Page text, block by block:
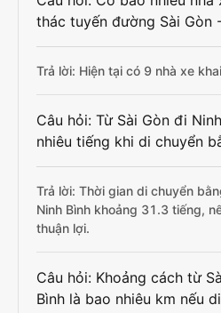
thác tuyến đường Sài Gòn
Trả lời: Hiện tại có 9 nhà xe
Câu hỏi: Từ Sài Gòn đi
nhiêu tiếng khi di chuyển
Trả lời: Thời gian di chuyển
Ninh Bình khoảng 31.3 tiếng,
thuận lợi.
Câu hỏi: Khoảng cách từ
Bình là bao nhiêu km nếu